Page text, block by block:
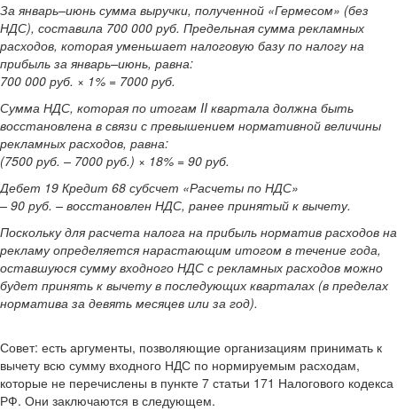
За январь–июнь сумма выручки, полученной «Гермесом» (без
НДС), составила 700 000 руб. Предельная сумма рекламных
расходов, которая уменьшает налоговую базу по налогу на
прибыль за январь–июнь, равна:
700 000 руб. × 1% = 7000 руб.
Сумма НДС, которая по итогам II квартала должна быть
восстановлена в связи с превышением нормативной величины
рекламных расходов, равна:
(7500 руб. – 7000 руб.) × 18% = 90 руб.
Дебет 19 Кредит 68 субсчет «Расчеты по НДС»
– 90 руб. – восстановлен НДС, ранее принятый к вычету.
Поскольку для расчета налога на прибыль норматив расходов на
рекламу определяется нарастающим итогом в течение года,
оставшуюся сумму входного НДС с рекламных расходов можно
будет принять к вычету в последующих кварталах (в пределах
норматива за девять месяцев или за год).
Совет: есть аргументы, позволяющие организациям принимать к
вычету всю сумму входного НДС по нормируемым расходам,
которые не перечислены в пункте 7 статьи 171 Налогового кодекса
РФ. Они заключаются в следующем.